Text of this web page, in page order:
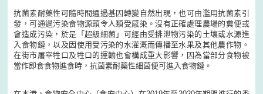
抗菌素耐藥性可隨時間通過基因轉變自然出現，也可由濫用抗菌素引
發，可通過污染食物源頭令人類受感染。沒有正確處理農場的糞便或
會造成污染，於是「超級細菌」可經由受排泄物污染的土壤或水源進
入食物鏈，以及因使用受污染的水灌溉而傳播至水果及其他農作物。
在街市屠宰牲口及牲口的運輸也會構成重大影響，因為當部分食物被
當作即食食物進食時，抗菌素耐藥性細菌便可進入食物鏈。